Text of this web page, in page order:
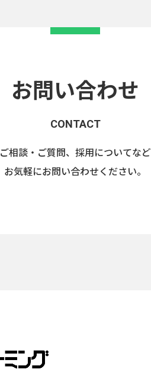
お問い合わせ
CONTACT
ご相談・ご質問、採用についてなど
お気軽にお問い合わせください。